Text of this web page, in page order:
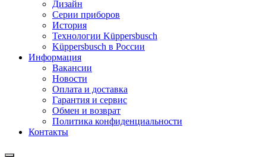
Дизайн
Серии приборов
История
Технологии Küppersbusch
Küppersbusch в России
Информация
Вакансии
Новости
Оплата и доставка
Гарантия и сервис
Обмен и возврат
Политика конфиденциальности
Контакты